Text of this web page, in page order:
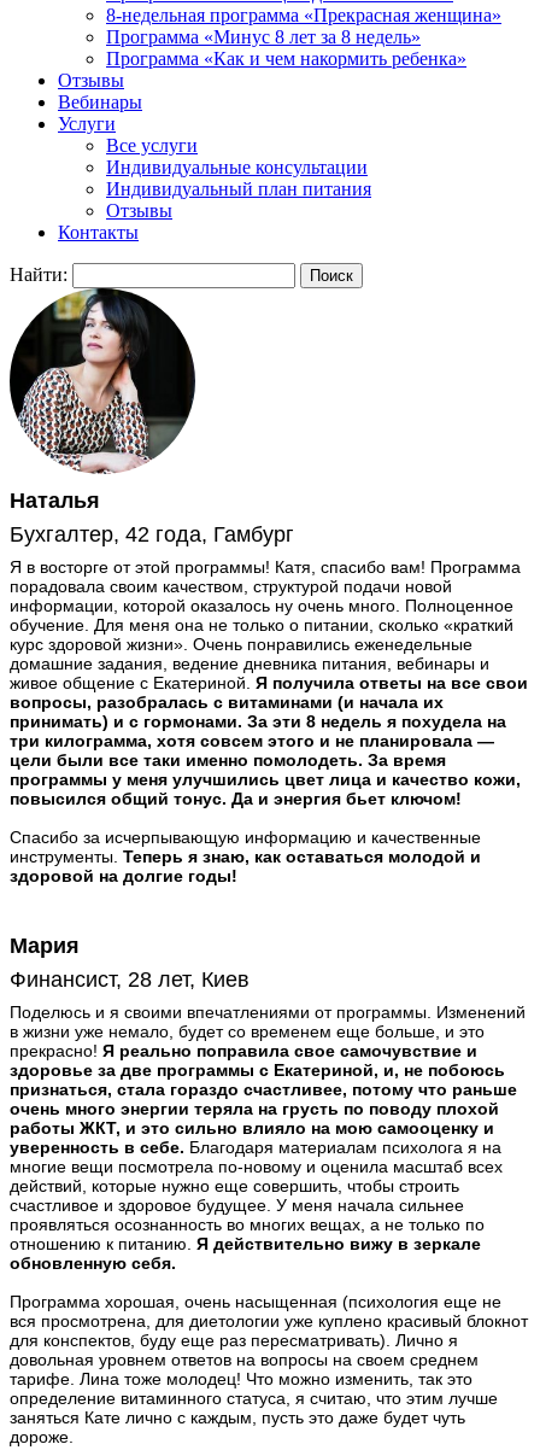
8-недельная программа «Прекрасная женщина»
Программа «Минус 8 лет за 8 недель»
Программа «Как и чем накормить ребенка»
Отзывы
Вебинары
Услуги
Все услуги
Индивидуальные консультации
Индивидуальный план питания
Отзывы
Контакты
Найти:
Наталья
Бухгалтер, 42 года, Гамбург
Я в восторге от этой программы! Катя, спасибо вам! Программа
порадовала своим качеством, структурой подачи новой
информации, которой оказалось ну очень много. Полноценное
обучение. Для меня она не только о питании, сколько «краткий
курс здоровой жизни». Очень понравились еженедельные
домашние задания, ведение дневника питания, вебинары и
живое общение с Екатериной. Я получила ответы на все свои
вопросы, разобралась с витаминами (и начала их
принимать) и с гормонами. За эти 8 недель я похудела на
три килограмма, хотя совсем этого и не планировала —
цели были все таки именно помолодеть. За время
программы у меня улучшились цвет лица и качество кожи,
повысился общий тонус. Да и энергия бьет ключом!
Спасибо за исчерпывающую информацию и качественные
инструменты. Теперь я знаю, как оставаться молодой и
здоровой на долгие годы!
Мария
Финансист, 28 лет, Киев
Поделюсь и я своими впечатлениями от программы. Изменений
в жизни уже немало, будет со временем еще больше, и это
прекрасно! Я реально поправила свое самочувствие и
здоровье за две программы с Екатериной, и, не побоюсь
признаться, стала гораздо счастливее, потому что раньше
очень много энергии теряла на грусть по поводу плохой
работы ЖКТ, и это сильно влияло на мою самооценку и
уверенность в себе. Благодаря материалам психолога я на
многие вещи посмотрела по-новому и оценила масштаб всех
действий, которые нужно еще совершить, чтобы строить
счастливое и здоровое будущее. У меня начала сильнее
проявляться осознанность во многих вещах, а не только по
отношению к питанию. Я действительно вижу в зеркале
обновленную себя.
Программа хорошая, очень насыщенная (психология еще не
вся просмотрена, для диетологии уже куплено красивый блокнот
для конспектов, буду еще раз пересматривать). Лично я
довольная уровнем ответов на вопросы на своем среднем
тарифе. Лина тоже молодец! Что можно изменить, так это
определение витаминного статуса, я считаю, что этим лучше
заняться Кате лично с каждым, пусть это даже будет чуть
дороже.